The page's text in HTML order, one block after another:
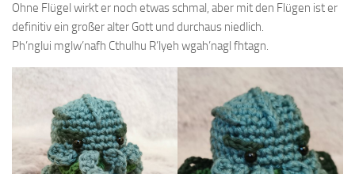
Ohne Flügel wirkt er noch etwas schmal, aber mit den Flügen ist er
definitiv ein großer alter Gott und durchaus niedlich.
Ph’nglui mglw’nafh Cthulhu R’lyeh wgah’nagl fhtagn.